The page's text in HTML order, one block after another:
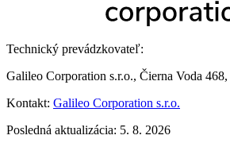
Technický prevádzkovateľ:
Galileo Corporation s.r.o., Čierna Voda
Kontakt: Galileo Corporation s.r.o.
Posledná aktualizácia: 5. 8. 2026